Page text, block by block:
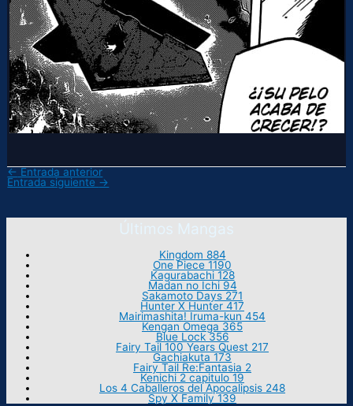
← Entrada anterior
Entrada siguiente →
Últimos Mangas
Kingdom 884
One Piece 1190
Kagurabachi 128
Madan no Ichi 94
Sakamoto Days 271
Hunter X Hunter 417
Mairimashita! Iruma-kun 454
Kengan Omega 365
Blue Lock 356
Fairy Tail 100 Years Quest 217
Gachiakuta 173
Fairy Tail Re:Fantasia 2
Kenichi 2 capitulo 19
Los 4 Caballeros del Apocalipsis 248
Spy X Family 139